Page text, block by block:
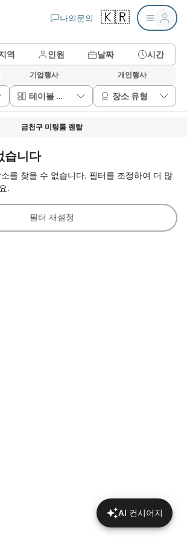
나의문의 🇰🇷
역 인원 날짜 시간
기업행사 개인행사
테이블 배치 장소 유형
금천구 미팅룸 렌탈
습니다
를 찾을 수 없습니다. 필터를 조정하여 더 많
.
필터 재설정
AI 컨시어지